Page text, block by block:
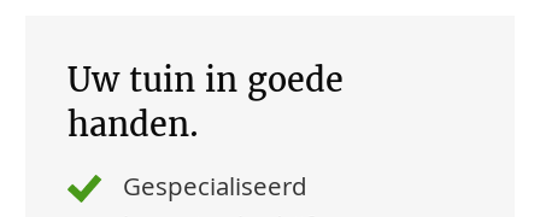
Uw tuin in goede
handen.
Gespecialiseerd